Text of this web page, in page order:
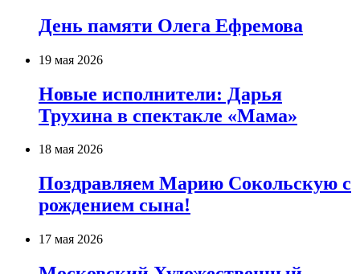
День памяти Олега Ефремова
19 мая 2026
Новые исполнители: Дарья
Трухина в спектакле «Мама»
18 мая 2026
Поздравляем Марию Сокольскую с
рождением сына!
17 мая 2026